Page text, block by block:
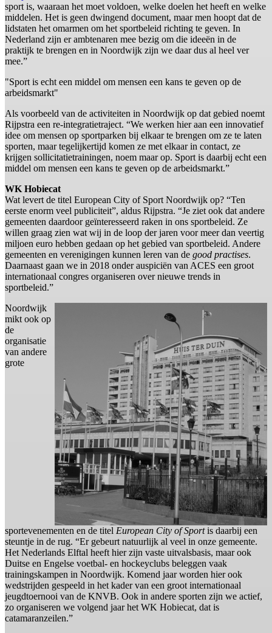
sport is, waaraan het moet voldoen, welke doelen het heeft en welke
middelen. Het is geen dwingend document, maar men hoopt dat de
lidstaten het omarmen om het sportbeleid richting te geven. In
Nederland zijn er ambtenaren mee bezig om die ideeën in de
praktijk te brengen en in Noordwijk zijn we daar dus al heel ver
mee.”
"Sport is echt een middel om mensen een kans te geven op de
arbeidsmarkt"
Als voorbeeld van de activiteiten in Noordwijk op dat gebied noemt
Rijpstra een re-integratietraject. “We werken hier aan een innovatief
idee om mensen op sportparken bij elkaar te brengen om ze te laten
sporten, maar tegelijkertijd komen ze met elkaar in contact, ze
krijgen sollicitatietrainingen, noem maar op. Sport is daarbij echt een
middel om mensen een kans te geven op de arbeidsmarkt.”
WK Hobiecat
Wat levert de titel European City of Sport Noordwijk op? “Ten
eerste enorm veel publiciteit”, aldus Rijpstra. “Je ziet ook dat andere
gemeenten daardoor geïnteresseerd raken in ons sportbeleid. Ze
willen graag zien wat wij in de loop der jaren voor meer dan veertig
miljoen euro hebben gedaan op het gebied van sportbeleid. Andere
gemeenten en verenigingen kunnen leren van de good practises.
Daarnaast gaan we in 2018 onder auspiciën van ACES een groot
internationaal congres organiseren over nieuwe trends in
sportbeleid.”
Noordwijk
mikt ook op
de
organisatie
van andere
grote
sportevenementen en de titel European City of Sportis daarbij een
steuntje in de rug. “Er gebeurt natuurlijk al veel in onze gemeente.
Het Nederlands Elftal heeft hier zijn vaste uitvalsbasis, maar ook
Duitse en Engelse voetbal- en hockeyclubs beleggen vaak
trainingskampen in Noordwijk. Komend jaar worden hier ook
wedstrijden gespeeld in het kader van een groot internationaal
jeugdtoernooi van de KNVB. Ook in andere sporten zijn we actief,
zo organiseren we volgend jaar het WK Hobiecat, dat is
catamaranzeilen.”